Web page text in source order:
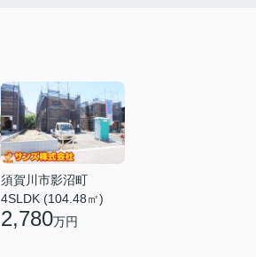
須賀川市影沼町
4SLDK (104.48㎡)
2,780万円